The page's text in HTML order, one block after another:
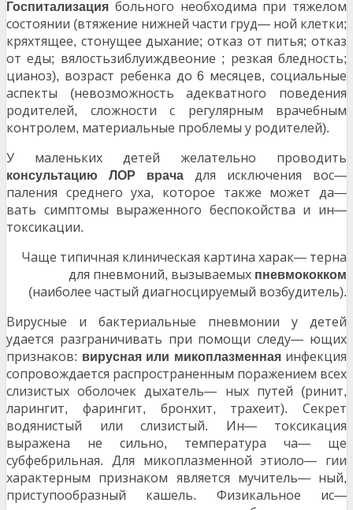
Госпитализация больного необходима при тяжелом
состоянии (втяжение нижней части груд— ной клетки;
кряхтящее, стонущее дыхание; отказ от питья; отказ
от еды; вялостьзиблуиждвеоние ; резкая бледность;
цианоз), возраст ребенка до6 месяцев, социальные
аспекты
(невозможность адекватного поведения
родителей, сложности с регулярным врачебным
контролем, материальные проблемы у родителей).
У маленьких детей желательно проводить
консультацию ЛОР врача для исключения вос—
паления среднего уха, которое также может да—
вать симптомы выраженного беспокойства и ин—
токсикации.
Чаще типичная клиническая картина харак— терна
для пневмоний, вызываемых пневмококком
(наиболее частый диагносцируемый возбудитель).
Вирусные и бактериальные пневмонии у детей
удается разграничивать при помощи следу— ющих
признаков: вирусная или микоплазменная инфекция
сопровождается распространенным поражением всех
слизистых оболочек дыхатель— ных путей (ринит,
ларингит, фарингит, бронхит, трахеит). Секрет
водянистый или слизистый. Ин—токсикация
выражена не сильно, температура ча—
ще
субфебрильная. Для микоплазменной этиоло—
гии
характерным признаком является мучитель—ный,
приступообразный кашель. Физикальное ис—